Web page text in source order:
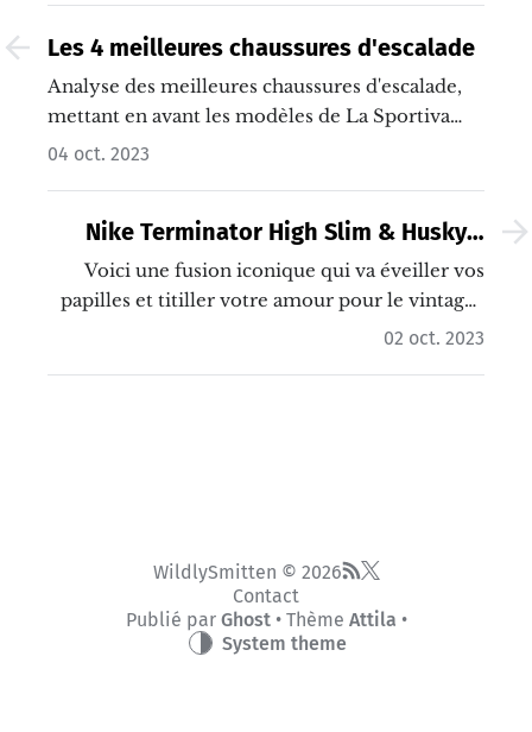
Les 4 meilleures chaussures d'escalade
Analyse des meilleures chaussures d'escalade,
mettant en avant les modèles de La Sportiva
comme étant les plus performants pour les
04 oct. 2023
Nike Terminator High Slim & Husky’s
Pizza
Voici une fusion iconique qui va éveiller vos
papilles et titiller votre amour pour le vintage :
la Nike Terminator High Slim & Husky’s Pizza.…
02 oct. 2023
WildlySmitten © 2026
Contact
Publié par Ghost• Thème Attila •
System theme